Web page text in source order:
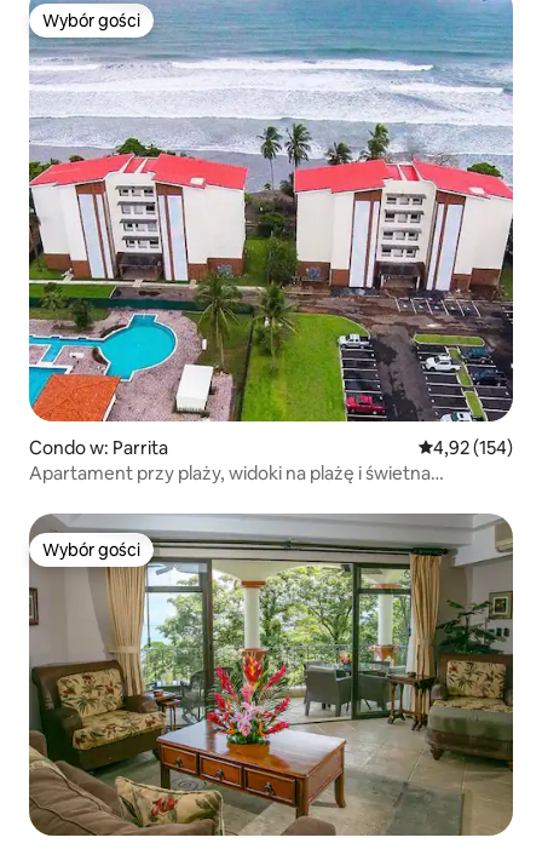
Wybór gości
Wybór gości
Condo w: Parrita Średnia
4,92 (154)
Apartament przy plaży, widoki na plażę i świetna
Wybór gości
Wybór gości